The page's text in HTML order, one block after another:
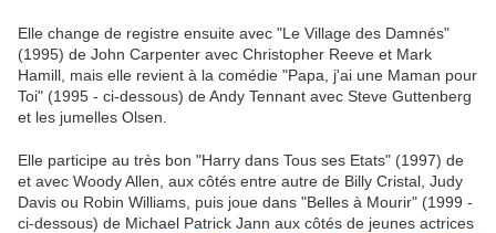
Elle change de registre ensuite avec "Le Village des Damnés"
(1995) de John Carpenter avec Christopher Reeve et Mark
Hamill, mais elle revient à la comédie "Papa, j'ai une Maman pour
Toi" (1995 - ci-dessous) de Andy Tennant avec Steve Guttenberg
et les jumelles Olsen.
Elle participe au très bon "Harry dans Tous ses Etats" (1997) de
et avec Woody Allen, aux côtés entre autre de Billy Cristal, Judy
Davis ou Robin Williams, puis joue dans "Belles à Mourir" (1999 -
ci-dessous) de Michael Patrick Jann aux côtés de jeunes actrices